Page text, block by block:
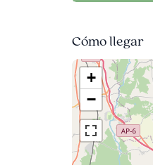
Cómo llegar
+
−